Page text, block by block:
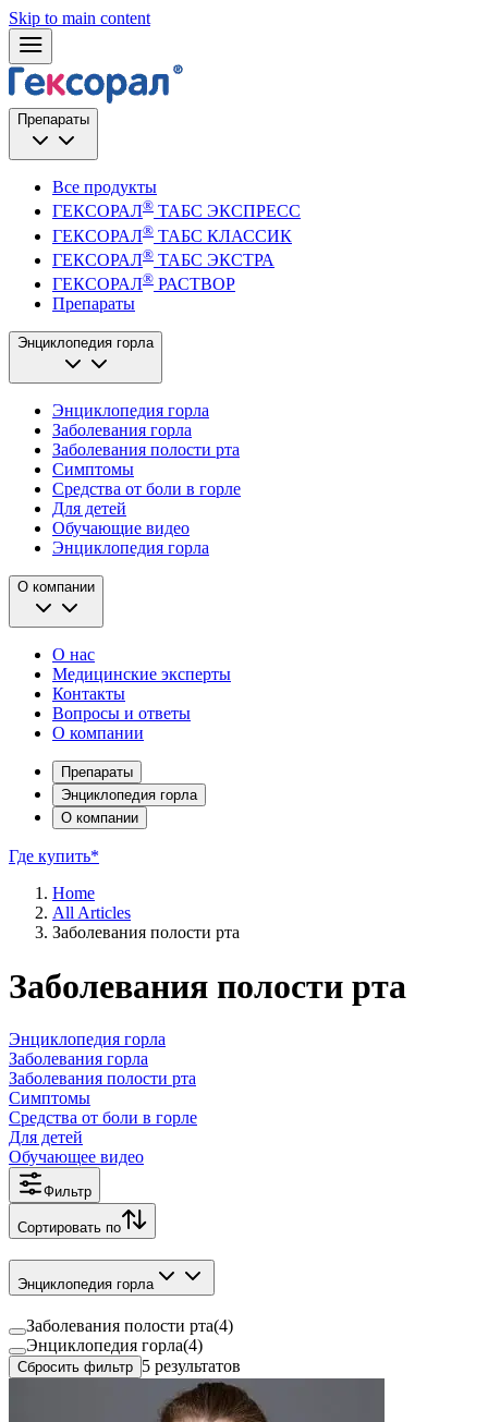
Skip to main content
Препараты
Все продукты
ГЕКСОРАЛ® ТАБС ЭКСПРЕСС
ГЕКСОРАЛ® ТАБС КЛАССИК
ГЕКСОРАЛ® ТАБС ЭКСТРА
ГЕКСОРАЛ® РАСТВОР
Препараты
Энциклопедия горла
Энциклопедия горла
Заболевания горла
Заболевания полости рта
Симптомы
Средства от боли в горле
Для детей
Обучающие видео
Энциклопедия горла
О компании
О нас
Медицинские эксперты
Контакты
Вопросы и ответы
О компании
Препараты
Энциклопедия горла
О компании
Где купить*
Home
All Articles
Заболевания полости рта
Заболевания полости рта
Энциклопедия горла
Заболевания горла
Заболевания полости рта
Симптомы
Средства от боли в горле
Для детей
Обучающее видео
Фильтр
Сортировать по
Энциклопедия горла
Заболевания полости рта(4)
Энциклопедия горла(4)
Сбросить фильтр 5 результатов